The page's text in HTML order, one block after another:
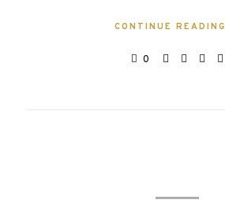
CONTINUE READING
0